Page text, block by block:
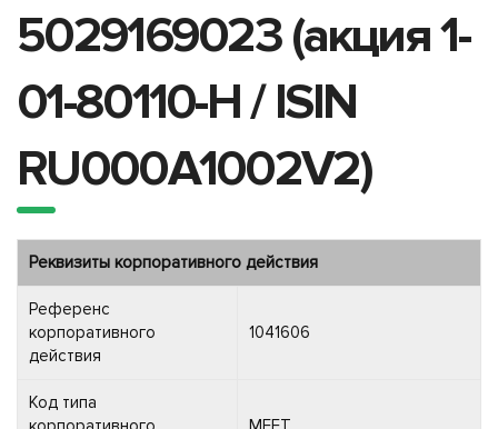
5029169023 (акция 1-
01-80110-H / ISIN
RU000A1002V2)
Реквизиты корпоративного действия
Референс
корпоративного
действия
1041606
Код типа